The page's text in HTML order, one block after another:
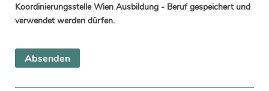
Koordinierungsstelle Wien Ausbildung - Beruf gespeichert und
verwendet werden dürfen.